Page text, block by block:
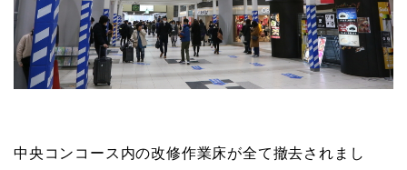
中央コンコース内の改修作業床が全て撤去されまし